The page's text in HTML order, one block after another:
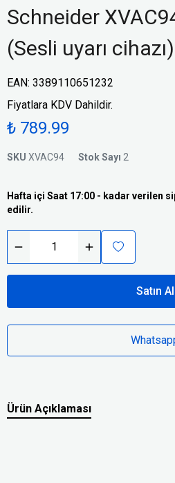
Schneider
(Sesli uyarı cihazı)
EAN: 3389110651232
Fiyatlara KDV Dahildir.
₺ 789.99
SKU XVAC94 Stok Sayı 2
Hafta içi Saat 17:00 - kadar verilen
edilir.
Satın Al
Ürün Açıklaması